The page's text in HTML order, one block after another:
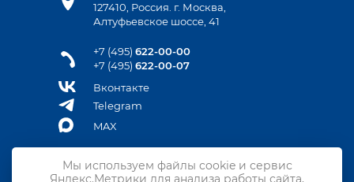
127410, Россия. г. Москва,
Алтуфьевское шоссе, 41
+7 (495) 622-00-00
+7 (495) 622-00-07
Вконтакте
Telegram
MAX
Мы используем файлы cookie и сервис
Яндекс.Метрики для анализа работы сайта,